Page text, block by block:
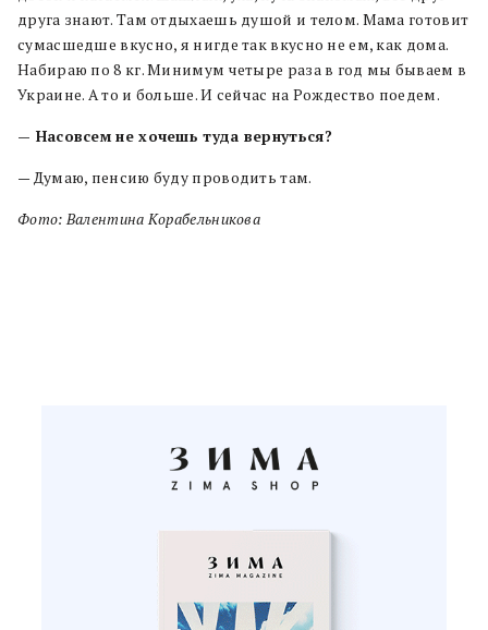
друга знают. Там отдыхаешь душой и телом. Мама готовит
сумасшедше вкусно, я нигде так вкусно не ем, как дома.
Набираю по 8 кг. Минимум четыре раза в год мы бываем в
Украине. А то и больше. И сейчас на Рождество поедем.
— Насовсем не хочешь туда вернуться?
— Думаю, пенсию буду проводить там.
Фото: Валентина Корабельникова